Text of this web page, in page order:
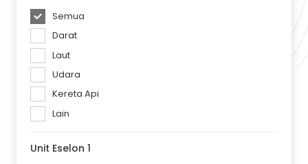
Semua
Darat
Laut
Udara
Kereta Api
Lain
Unit Eselon 1